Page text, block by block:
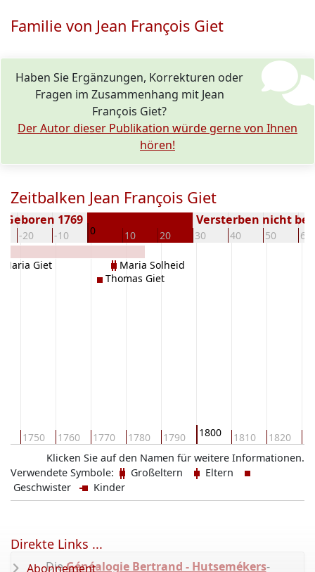
Familie von Jean François Giet
Haben Sie Ergänzungen, Korrekturen oder
Fragen im Zusammenhang mit Jean
François Giet?
Der Autor dieser Publikation würde gerne von Ihnen
hören!
Zeitbalken Jean François Giet
-20 -10 0 10 20 30 40 50 60
Geboren 1769 Versterben nicht
1750 1760 1770 1780 1790 1800 1810 1820
Maria Giet
Thomas Giet
Maria Solheid
Klicken Sie auf den Namen für weitere Informationen.
Verwendete Symbole:
Großeltern
Eltern
Geschwister
Kinder
DieGénéalogie Bertrand - Hutsemékers-
Direkte Links ...
Abonnement